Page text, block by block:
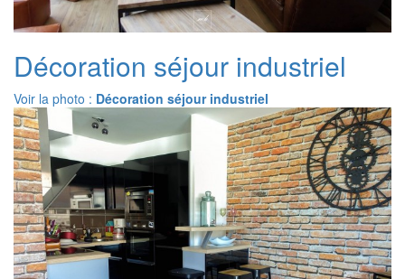
Décoration séjour industriel
Voir la photo : Décoration séjour industriel